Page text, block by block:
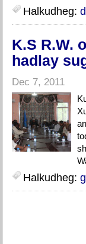
Halkudheg:
K.S R.W.
hadlay
Dec 7, 2011
Halkudheg: